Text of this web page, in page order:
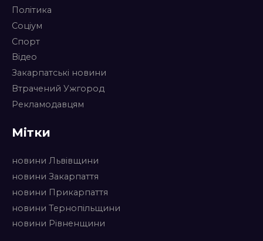
Політика
Соціум
Спорт
Відео
Закарпатські новини
Втрачений Ужгород
Рекламодавцям
Мітки
новини Львівщини
новини Закарпаття
новини Прикарпаття
новини Тернопільщини
новини Рівненщини